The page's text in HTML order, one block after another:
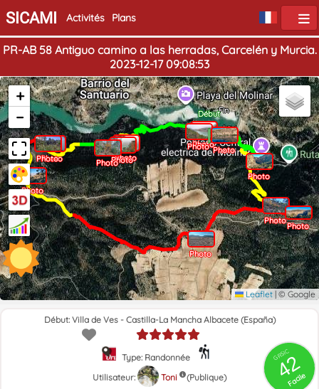
SICAMI Activités Plans
PR-AB 58 Antiguo camino a las herradas, Carcelén y Murcia.
2023-12-17 09:08:53
DébutFin
Photo
Photo
Photo
Photo
Photo
Photo
Photo
Photo
Photo
Photo
Photo
Photo
Photo
+
−
Leaflet | © Google
GRSIC
42
Facile
Début: Villa de Ves - Castilla-La Mancha Albacete (España)
Type: Randonnée
Utilisateur:
Toni
(Publique)